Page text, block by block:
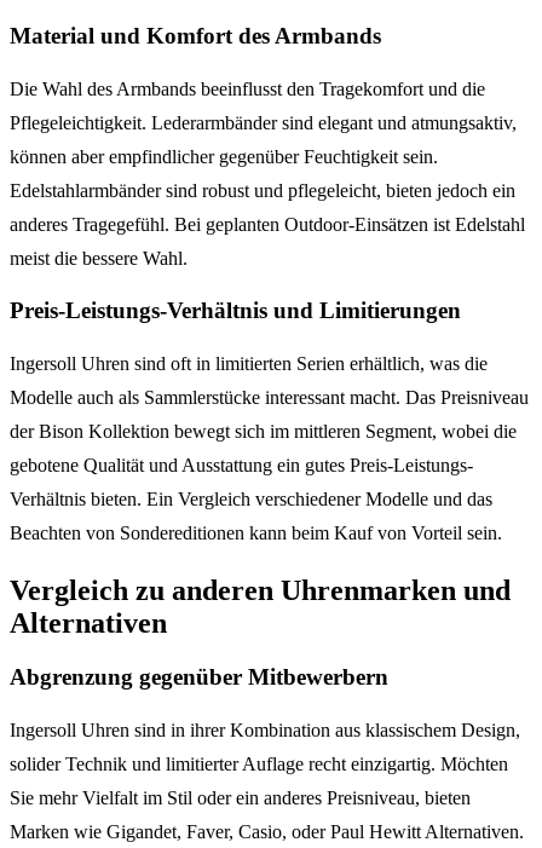
Material und Komfort des Armbands
Die Wahl des Armbands beeinflusst den Tragekomfort und die
Pflegeleichtigkeit. Lederarmbänder sind elegant und atmungsaktiv,
können aber empfindlicher gegenüber Feuchtigkeit sein.
Edelstahlarmbänder sind robust und pflegeleicht, bieten jedoch ein
anderes Tragegefühl. Bei geplanten Outdoor-Einsätzen ist Edelstahl
meist die bessere Wahl.
Preis-Leistungs-Verhältnis und Limitierungen
Ingersoll Uhren sind oft in limitierten Serien erhältlich, was die
Modelle auch als Sammlerstücke interessant macht. Das Preisniveau
der Bison Kollektion bewegt sich im mittleren Segment, wobei die
gebotene Qualität und Ausstattung ein gutes Preis-Leistungs-
Verhältnis bieten. Ein Vergleich verschiedener Modelle und das
Beachten von Sondereditionen kann beim Kauf von Vorteil sein.
Vergleich zu anderen Uhrenmarken und
Alternativen
Abgrenzung gegenüber Mitbewerbern
Ingersoll Uhren sind in ihrer Kombination aus klassischem Design,
solider Technik und limitierter Auflage recht einzigartig. Möchten
Sie mehr Vielfalt im Stil oder ein anderes Preisniveau, bieten
Marken wie Gigandet, Faver, Casio, oder Paul Hewitt Alternativen.